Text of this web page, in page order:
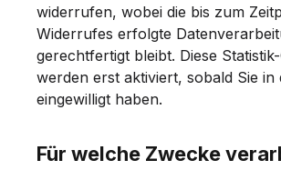
widerrufen, wobei die bis zum
Widerrufes erfolgte
gerechtfertigt bleibt. Diese
werden erst aktiviert, sobald Sie in
eingewilligt haben.
Für welche Zwecke